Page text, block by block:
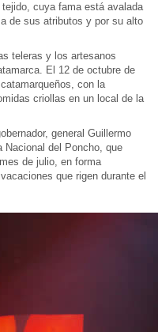
cuya fama está avalada
de sus atributos y por su alto
teleras y los artesanos
El 12 de octubre de
con la
criollas en un local de la
general Guillermo
Nacional del Poncho, que
de julio, en forma
que rigen durante el